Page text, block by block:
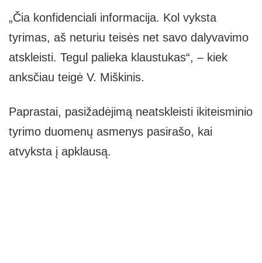
„Čia konfidenciali informacija. Kol vyksta
tyrimas, aš neturiu teisės net savo dalyvavimo
atskleisti. Tegul palieka klaustukas“, – kiek
anksčiau teigė V. Miškinis.
Paprastai, pasižadėjimą neatskleisti ikiteisminio
tyrimo duomenų asmenys pasirašo, kai
atvyksta į apklausą.